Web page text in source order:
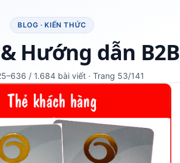
BLOG · KIẾN THỨC
Hướng dẫn B2B
/ 1.684 bài viết · Trang 53/141